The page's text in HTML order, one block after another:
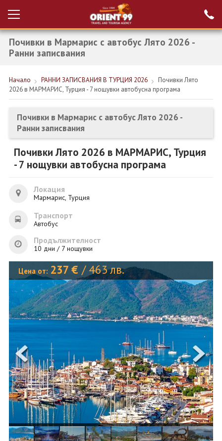
Вход за агенти
Проверка на
резервация
НОВА ГОДИНА ТУРЦИЯ
ПОЧИВКИ
КРУИЗИ
ЕКЗОТИКА
ЕКСКУРЗИИ
ОЩЕ
ЗА НАС
0700 144 34 Запитване
ПОСЛЕДВАЙТЕ НИ
Почивки в Мармарис с автобус Лято 2026 -
Ранни записвания
Начало РАННИ ЗАПИСВАНИЯ В ТУРЦИЯ 2026
Почивки Лято
2026 в МАРМАРИС, Турция - 7 нощувки автобусна програма
Почивки в Мармарис с автобус Лято 2026 -
Ранни записвания
Почивки Лято 2026 в МАРМАРИС, Турция
- 7 нощувки автобусна програма
Локация
Мармарис, Турция
Транспорт
Автобус
Продължителност
10 дни / 7 нощувки
Цена от: 237 € / 463лв.